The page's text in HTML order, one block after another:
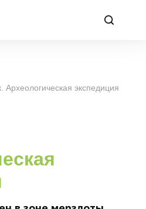
Археологическая экспедиция